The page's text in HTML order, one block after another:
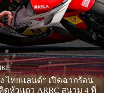
ไทยแลนด์” เปิดฉากร้อน
ดหัวแถว ARRC สนาม 4 ที่